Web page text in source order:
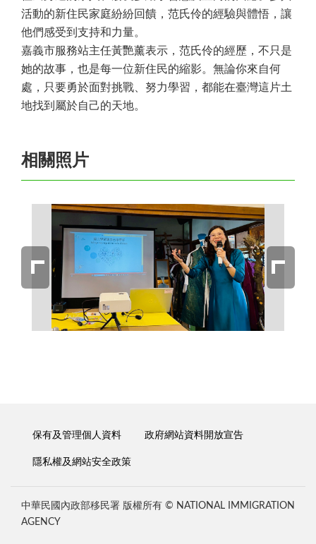
活動的新住民家庭紛紛回饋，范氏伶的經驗與體悟，讓
他們感受到支持和力量。
嘉義市服務站主任黃艷薰表示，范氏伶的經歷，不只是
她的故事，也是每一位新住民的縮影。無論你來自何
處，只要勇於面對挑戰、努力學習，都能在臺灣這片土
地找到屬於自己的天地。
相關照片
保有及管理個人資料 政府網站資料開放宣告
隱私權及網站安全政策
中華民國內政部移民署 版權所有 © NATIONAL IMMIGRATION
AGENCY